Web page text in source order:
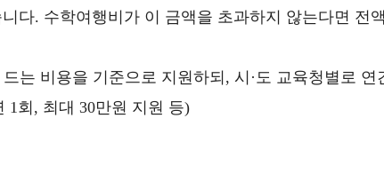
다. 수학여행비가 이 금액을 초과하지 않는다면 전
는 비용을 기준으로 지원하되, 시·도 교육청별로 연
1회, 최대 30만원 지원 등)